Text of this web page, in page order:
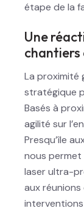
étape de la
Une
chantiers
La proximité
stratégique
Basés à
agilité sur
Presqu’île
nous permet
laser ultra-
aux
interventions